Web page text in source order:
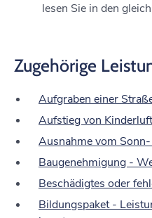
lesen Sie in den
Zugehörige
Aufgraben einer
Aufstieg von
Ausnahme vom
Baugenehmigung -
Beschädigtes oder
Bildungspaket -